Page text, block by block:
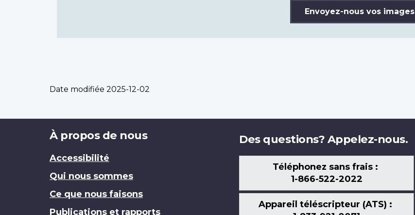
Envoyez-nous vos images
Date modifiée 2025-12-02
Brand
À propos de nous
Accessibilité
Qui nous sommes
Ce que nous faisons
Publications et rapports
Des questions? Appelez-nous.
Téléphonez sans frais :
1-866-522-2022
Appareil téléscripteur (ATS) :